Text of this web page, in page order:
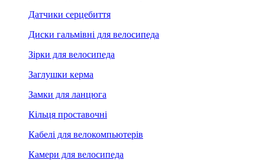
Датчики серцебиття
Диски гальмівні для велосипеда
Зірки для велосипеда
Заглушки керма
Замки для ланцюга
Кільця проставочні
Кабелі для велокомпьютерів
Камери для велосипеда